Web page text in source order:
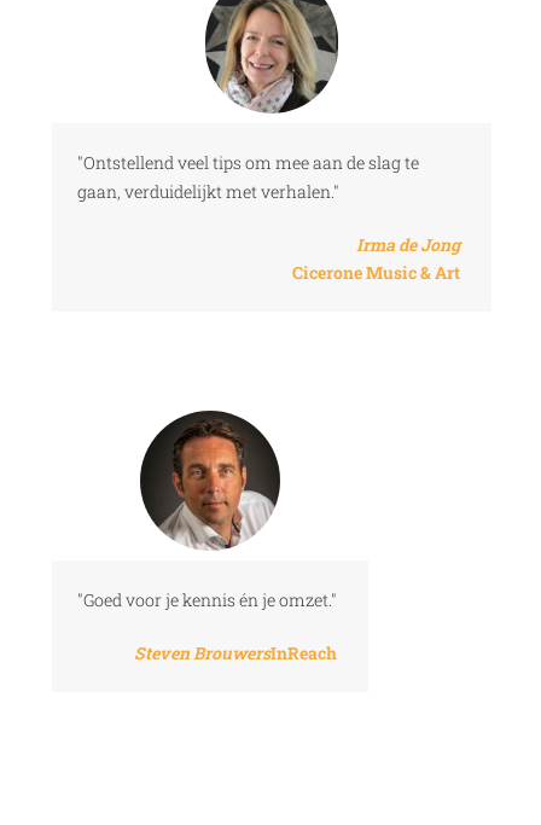
"Ontstellend veel tips om mee aan de slag te
gaan, verduidelijkt met verhalen."
Irma de Jong
Cicerone Music & Art
"Goed voor je kennis én je omzet."
Steven BrouwersInReach